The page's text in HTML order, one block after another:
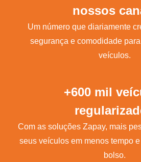
nossos
Um número que diariamente
segurança e comodidade
veículos.
+600 mil
Com as soluções Zapay, mais
seus veículos em menos tempo
bolso.